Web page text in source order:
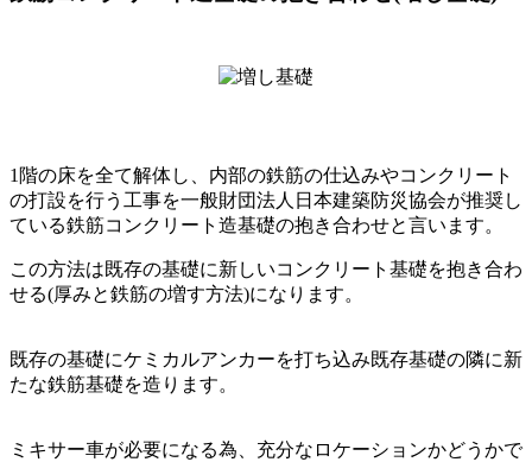
1階の床を全て解体し、内部の鉄筋の仕込みやコンクリート
の打設を行う工事を一般財団法人日本建築防災協会が推奨し
ている鉄筋コンクリート造基礎の抱き合わせと言います。
この方法は既存の基礎に新しいコンクリート基礎を抱き合わ
せる(厚みと鉄筋の増す方法)になります。
既存の基礎にケミカルアンカーを打ち込み既存基礎の隣に新
たな鉄筋基礎を造ります。
ミキサー車が必要になる為、充分なロケーションかどうかで